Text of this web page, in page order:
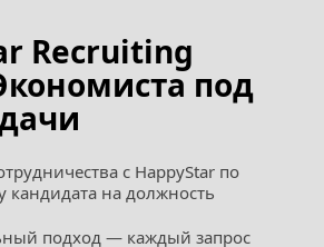
Recruiting
под
с HappyStar по
кандидата на должность
подход — каждый запрос